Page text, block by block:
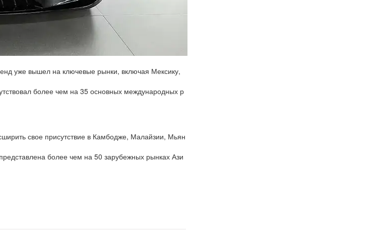
уже вышел на ключевые рынки, включая Мексику,
более чем на 35 основных международных р
свое присутствие в Камбодже, Малайзии, Мьян
более чем на 50 зарубежных рынках Ази